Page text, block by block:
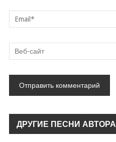
ДРУГИЕ ПЕСНИ АВТОРА